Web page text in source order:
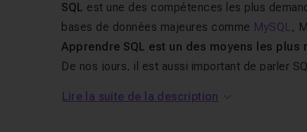
SQL est une des compétences les plus
bases de données majeures comme MySQL ,
Apprendre SQL est un des moyens les
De nos jours, il est aussi important de parler
Dans cetteformation en vidéo , vous allez
Lire la suite de la description